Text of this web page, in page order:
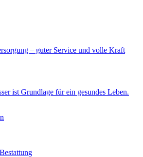
– guter Service und volle Kraft
ist Grundlage für ein gesundes Leben.